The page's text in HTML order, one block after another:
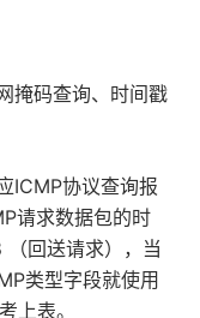
掩码查询、时间戳
ICMP协议查询报
请求数据包的时
回送请求），当
类型字段就使用
上表。